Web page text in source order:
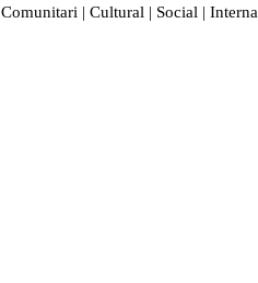
Comunitari | Cultural | Social |